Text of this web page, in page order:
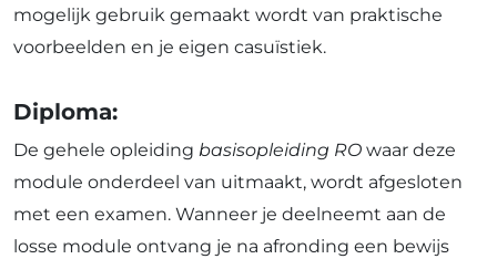
mogelijk gebruik gemaakt wordt van praktische
voorbeelden en je eigen casuïstiek.
Diploma:
De gehele opleiding basisopleiding RO waar deze
module onderdeel van uitmaakt, wordt afgesloten
met een examen. Wanneer je deelneemt aan de
losse module ontvang je na afronding een bewijs